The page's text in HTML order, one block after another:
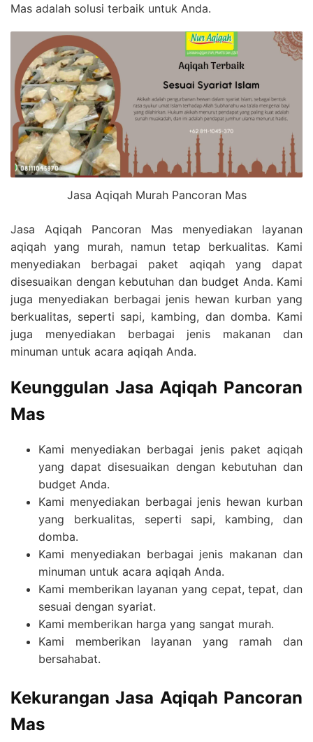
Mas adalah solusi terbaik untuk Anda.
Jasa Aqiqah Murah Pancoran Mas
Jasa Aqiqah Pancoran Mas menyediakan layanan
aqiqah yang murah, namun tetap berkualitas. Kami
menyediakan berbagai paket aqiqah yang dapat
disesuaikan dengan kebutuhan dan budget Anda. Kami
juga menyediakan berbagai jenis hewan kurban yang
berkualitas, seperti sapi, kambing, dan domba. Kami
juga menyediakan berbagai jenis makanan dan
minuman untuk acara aqiqah Anda.
Keunggulan Jasa Aqiqah Pancoran
Mas
Kami menyediakan berbagai jenis paket aqiqah
yang dapat disesuaikan dengan kebutuhan dan
budget Anda.
Kami menyediakan berbagai jenis hewan kurban
yang berkualitas, seperti sapi, kambing, dan
domba.
Kami menyediakan berbagai jenis makanan dan
minuman untuk acara aqiqah Anda.
Kami memberikan layanan yang cepat, tepat, dan
sesuai dengan syariat.
Kami memberikan harga yang sangat murah.
Kami memberikan layanan yang ramah dan
bersahabat.
Kekurangan Jasa Aqiqah Pancoran
Mas